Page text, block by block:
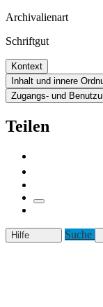
Archivalienart
Schriftgut
Kontext
Inhalt und innere
Zugangs- und
Teilen
Hilfe Suche